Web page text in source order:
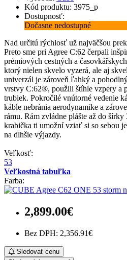
Kód produktu: 3975_p
Dostupnosť:
Dočasne nedostupné
Nad určitú rýchlosť už najväčšou
Preto sme pri Agree C:62 čerpali
prémiových cestných a
ktorý nielen skvelo vyzerá, ale aj
univerzál je zároveň ľahký a
vrstvy C:62®, použili štíhle vzpery a
trubiek. Pokročilé vnútorné vedenie
káble nebránia aerodynamike a
rámu. Rám zvládne plášte až do
krabička ti umožní vziať si so sebou
na dlhšie výjazdy.
Veľkosť:
53
Veľkostná tabuľka
Farba:
2,899.00€
Bez DPH: 2,356.91€
Sledovať cenu